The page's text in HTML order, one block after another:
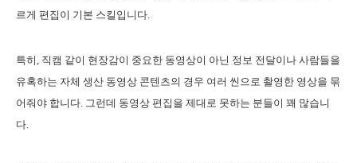
르게 편집이 기본 스킬입니다.
특히, 직캠 같이 현장감이 중요한 동영상이 아닌 정보 전달이나 사람들을
유혹하는 자체 생산 동영상 콘텐츠의 경우 여러 씬으로 촬영한 영상을 묶
어줘야 합니다. 그런데 동영상 편집을 제대로 못하는 분들이 꽤 많습니
다.